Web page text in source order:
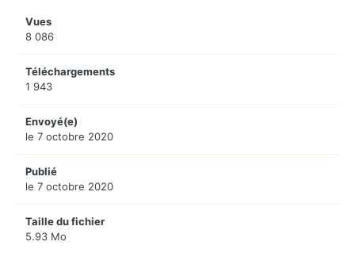
Vues
8 086
Téléchargements
1 943
Envoyé(e)
le 7 octobre 2020
Publié
le 7 octobre 2020
Taille du fichier
5.93 Mo